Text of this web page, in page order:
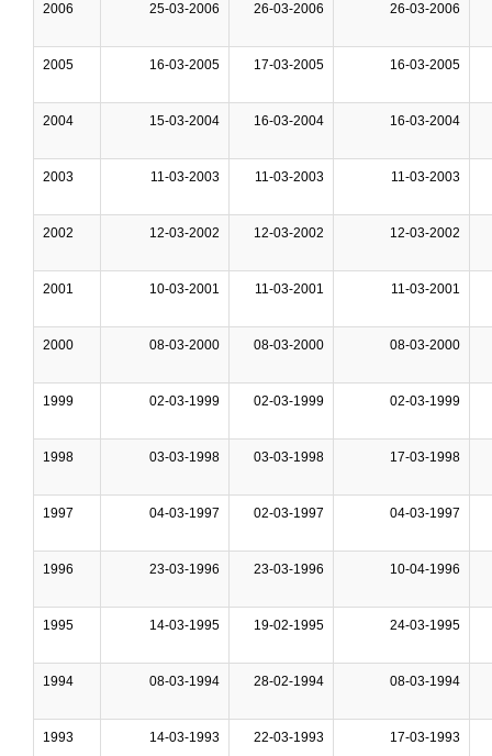
2006 25-03-2006 26-03-2006 26-03-2006
2005 16-03-2005 17-03-2005 16-03-2005
2004 15-03-2004 16-03-2004 16-03-2004
2003 11-03-2003 11-03-2003 11-03-2003
2002 12-03-2002 12-03-2002 12-03-2002
2001 10-03-2001 11-03-2001 11-03-2001
2000 08-03-2000 08-03-2000 08-03-2000
1999 02-03-1999 02-03-1999 02-03-1999
1998 03-03-1998 03-03-1998 17-03-1998
1997 04-03-1997 02-03-1997 04-03-1997
1996 23-03-1996 23-03-1996 10-04-1996
1995 14-03-1995 19-02-1995 24-03-1995
1994 08-03-1994 28-02-1994 08-03-1994
1993 14-03-1993 22-03-1993 17-03-1993